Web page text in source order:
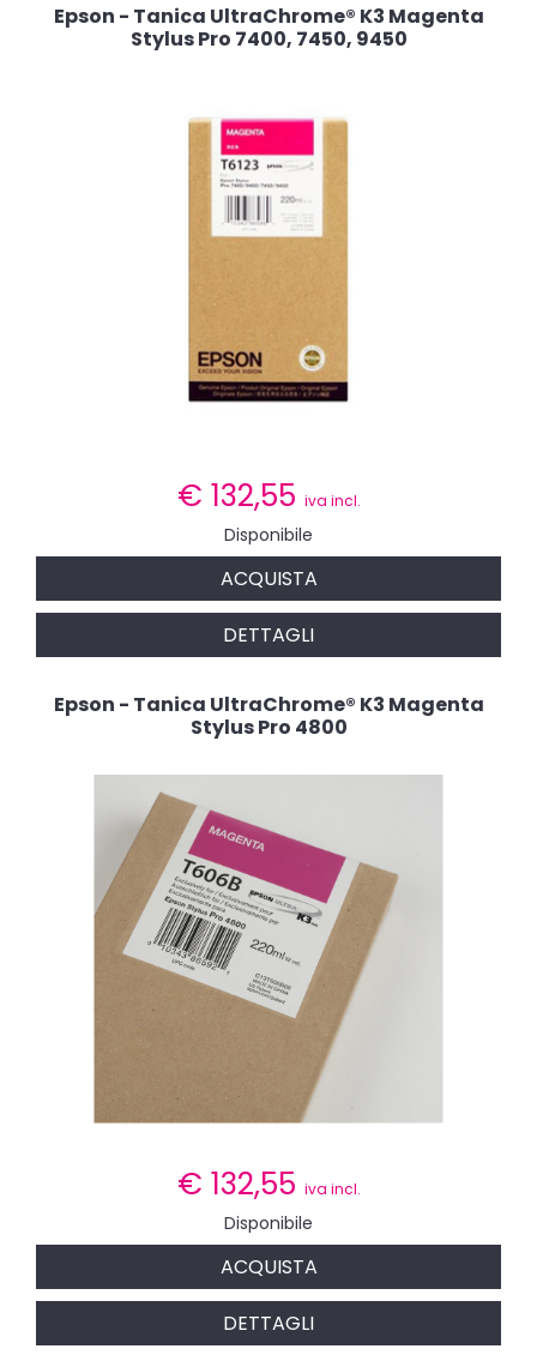
Epson - Tanica UltraChrome® K3 Magenta
Stylus Pro 7400, 7450, 9450
€ 132,55 iva incl.
Disponibile
ACQUISTA
DETTAGLI
Epson - Tanica UltraChrome® K3 Magenta
Stylus Pro 4800
€ 132,55 iva incl.
Disponibile
ACQUISTA
DETTAGLI